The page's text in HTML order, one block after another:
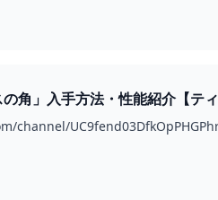
角」入手方法・性能紹介【テ
channel/